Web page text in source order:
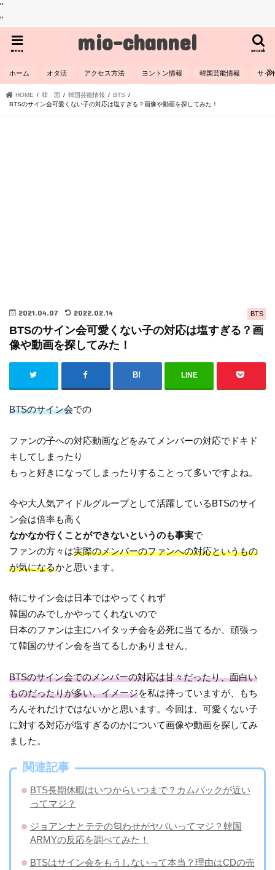
"
"
mio-channel search
menu
ホーム オタ活 アクセス方法 ヨントン情報 韓国芸能情報 サイ
HOME 韓 国 韓国芸能情報
BTS
BTSのサイン会可愛くない子の対応は塩すぎる？画像や動画を探してみた！
BTS
2021.04.07 2022.02.14
BTSのサイン会可愛くない子の対応は塩すぎる？画
像や動画を探してみた！
LINE
BTSのサイン会での
ファンの子への対応動画などをみてメンバーの対応でドキド
キしてしまったり
もっと好きになってしまったりすることって多いですよね。
今や大人気アイドルグループとして活躍しているBTSのサイ
ン会は倍率も高く
なかなか行くことができないというのも事実で
ファンの方々は実際のメンバーのファンへの対応というもの
が気になるかと思います。
特にサイン会は日本ではやってくれず
韓国のみでしかやってくれないので
日本のファンは主にハイタッチ会を必死に当てるか、頑張っ
て韓国のサイン会を当てるしかありません。
BTSのサイン会でのメンバーの対応は甘々だったり、面白い
ものだったりが多い、イメージを私は持っていますが、もち
ろんそれだけではないかと思います。今回は、可愛くない子
に対する対応が塩すぎるのかについて画像や動画を探してみ
ました。
関連記事
BTS長期休暇はいつからいつまで？カムバックが近い
ってマジ？
ジョアンナとテテの匂わせがヤバいってマジ？韓国
ARMYの反応を調べてみた！
BTSはサイン会をもうしないって本当？理由はCDの売